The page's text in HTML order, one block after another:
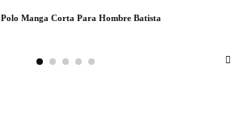
Polo Manga Corta Para Hombre Batista